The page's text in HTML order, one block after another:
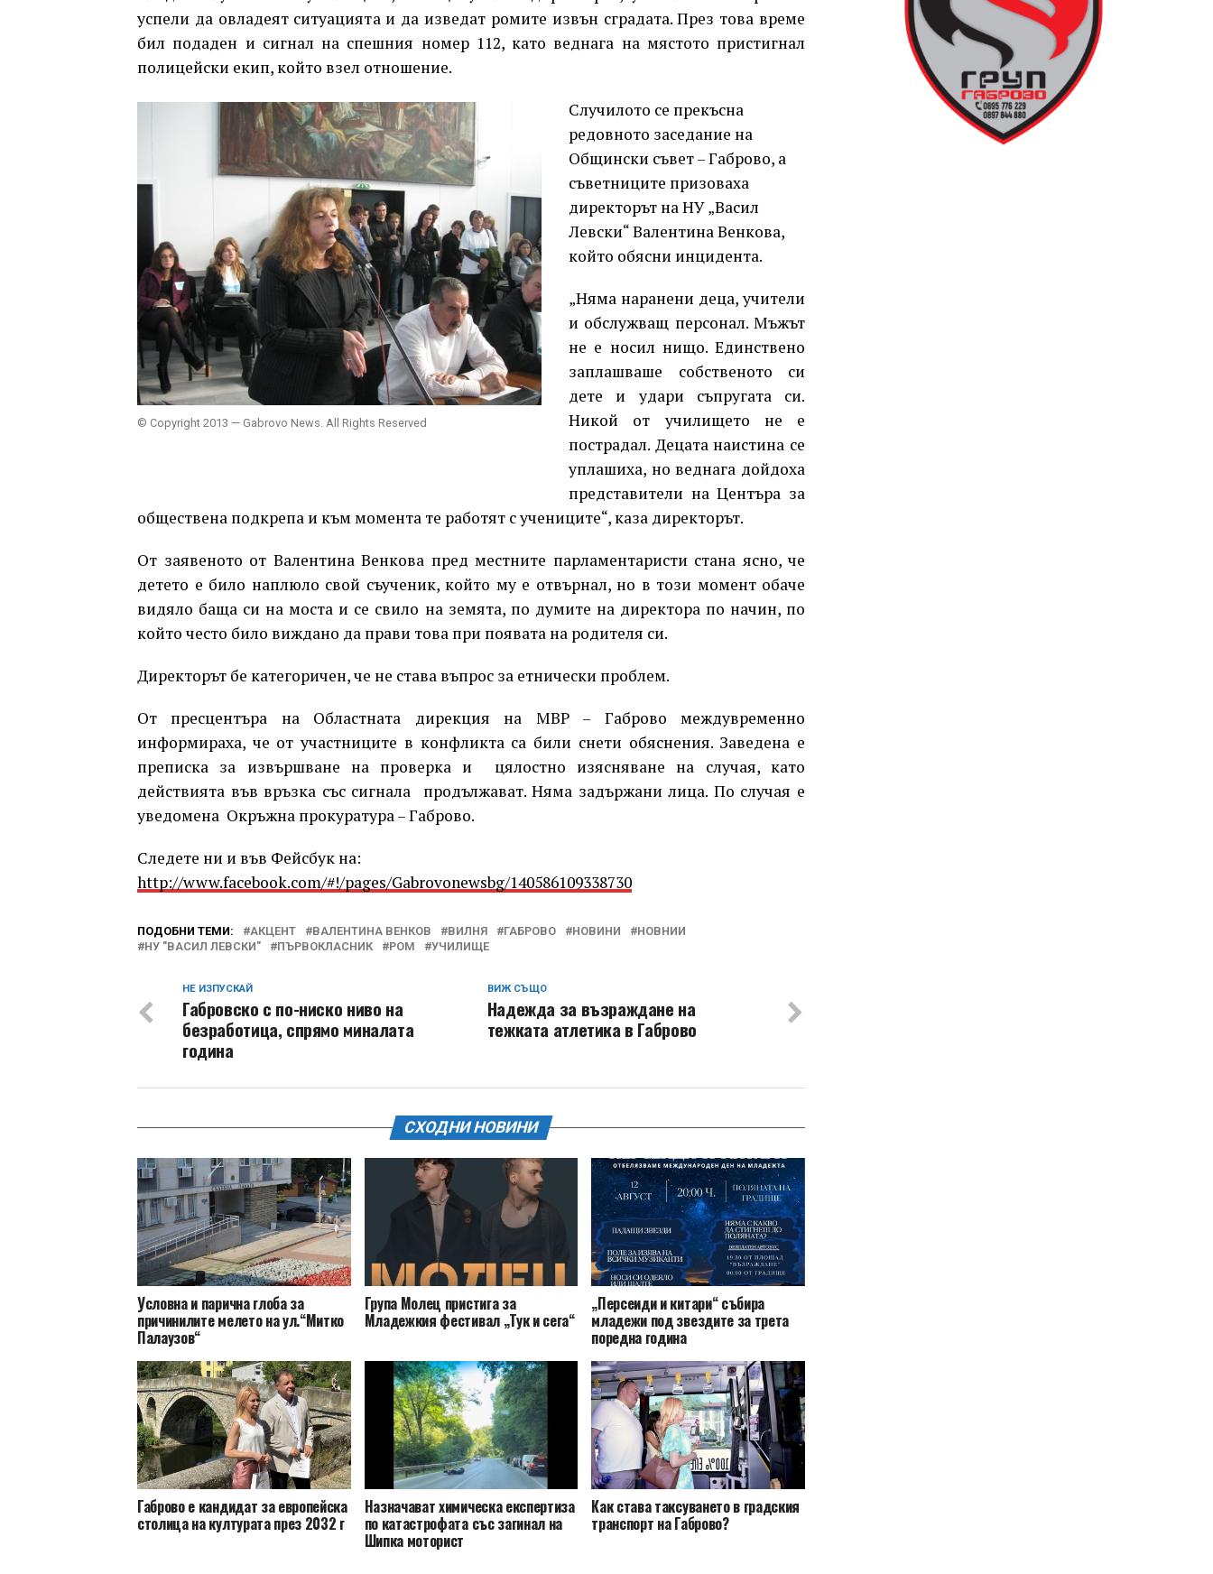
успели да овладеят ситуацията и да изведат ромите извън сградата. През това време
бил подаден и сигнал на спешния номер 112, като веднага на мястото пристигнал
полицейски екип, който взел отношение.
© Copyright 2013 — Gabrovo News. All Rights Reserved
Случилото се прекъсна
редовното заседание на
Общински съвет – Габрово, а
съветниците призоваха
директорът на НУ „Васил
Левски“ Валентина Венкова,
който обясни инцидента.
„Няма наранени деца, учители
и обслужващ персонал. Мъжът
не е носил нищо. Единствено
заплашваше собственото си
дете и удари съпругата си.
Никой от училището не е
пострадал. Децата наистина се
уплашиха, но веднага дойдоха
представители на Центъра за
обществена подкрепа и към момента те работят с учениците“, каза директорът.
От заявеното от Валентина Венкова пред местните парламентаристи стана ясно, че
детето е било наплюло свой съученик, който му е отвърнал, но в този момент обаче
видяло баща си на моста и се свило на земята, по думите на директора по начин, по
който често било виждано да прави това при появата на родителя си.
Директорът бе категоричен, че не става въпрос за етнически проблем.
От пресцентъра на Областната дирекция на МВР – Габрово междувременно
информираха, че от участниците в конфликта са били снети обяснения. Заведена е
преписка за извършване на проверка и цялостно изясняване на случая, като
действията във връзка със сигнала продължават. Няма задържани лица. По случая е
уведомена Окръжна прокуратура – Габрово.
Следете ни и във Фейсбук на:
http://www.facebook.com/#!/pages/Gabrovonewsbg/140586109338730
ПОДОБНИ ТЕМИ: АКЦЕНТ ВАЛЕНТИНА ВЕНКОВ ВИЛНЯ ГАБРОВО НОВИНИ
НОВНИИ
НУ "ВАСИЛ ЛЕВСКИ"
ПЪРВОКЛАСНИК РОМ УЧИЛИЩЕ
ВИЖ СЪЩО
Надежда за възраждане на
тежката атлетика в Габрово
НЕ ИЗПУСКАЙ
Габровско с по-ниско ниво на
безработица, спрямо миналата
година
СХОДНИ НОВИНИ
Условна и парична глоба за
причинилите мелето на ул.“Митко
Палаузов“
Група Молец пристига за
Младежкия фестивал „Тук и сега“
„Персеиди и китари“ събира
младежи под звездите за трета
поредна година
Габрово е кандидат за европейска
столица на културата през 2032 г
Назначават химическа експертиза
по катастрофата със загинал на
Шипка моторист
Как става таксуването в градския
транспорт на Габрово?